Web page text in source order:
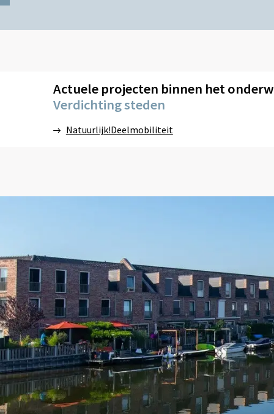
Actuele projecten binnen het
Verdichting steden
Natuurlijk!Deelmobiliteit